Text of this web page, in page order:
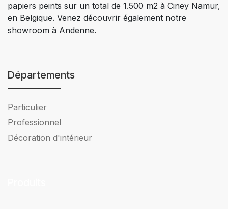
papiers peints sur un total de 1.500 m2 à Ciney Namur,
en Belgique. Venez découvrir également notre
showroom à Andenne.
Départements
Particulier
Professionnel
Décoration d'intérieur